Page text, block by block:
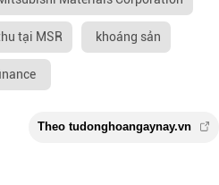
tại MSR khoáng sản